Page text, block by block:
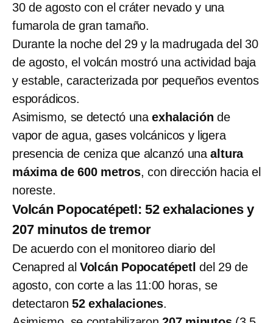
30 de agosto con el cráter nevado y una
fumarola de gran tamaño.
Durante la noche del 29 y la madrugada del 30
de agosto, el volcán mostró una actividad baja
y estable, caracterizada por pequeños eventos
esporádicos.
Asimismo, se detectó unaexhalación de
vapor de agua, gases volcánicos y ligera
presencia de ceniza que alcanzó unaaltura
máxima de 600 metros, con dirección hacia el
noreste.
Volcán Popocatépetl: 52 exhalaciones y
207 minutos de tremor
De acuerdo con el monitoreo diario del
Cenapred al Volcán Popocatépetl del 29 de
agosto, con corte a las 11:00 horas, se
detectaron 52 exhalaciones.